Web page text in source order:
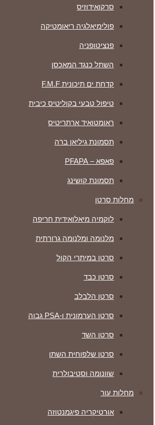
סרקואידוזיס
פולימיאלגיה ריאומטיקה
‏פנציטופניה
השתל כנגד המאכסן
קדחת ים תיכונית F.M.F
טיפול טבעי בקוליטיס כיבית
ראומטואיד ארתריטיס
תסמונת גיליאן ברה
פאפא – PFAPA
תסמונת קושינג
מחלות סרטן
לוקמיה מיאלואידית חריפה
מלנומה ומלנומה גרורתית
סרטן במיתרי הקול
סרטן כבד
סרטן הלבלב
סרטן הערמונית ו-PSA גבוה
סרטן השד
סרטן שלפוחית השתן
שוונומה וסטיבולרית
מחלות עור
אורטיקריה פיגמנטוזה